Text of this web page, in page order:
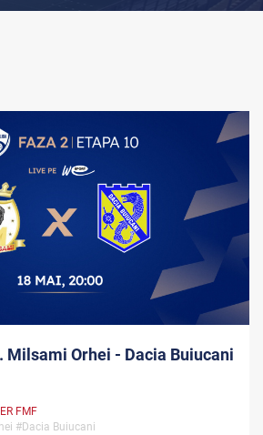
Milsami Orhei - Dacia Buiucani
FMF
#Dacia Buiucani